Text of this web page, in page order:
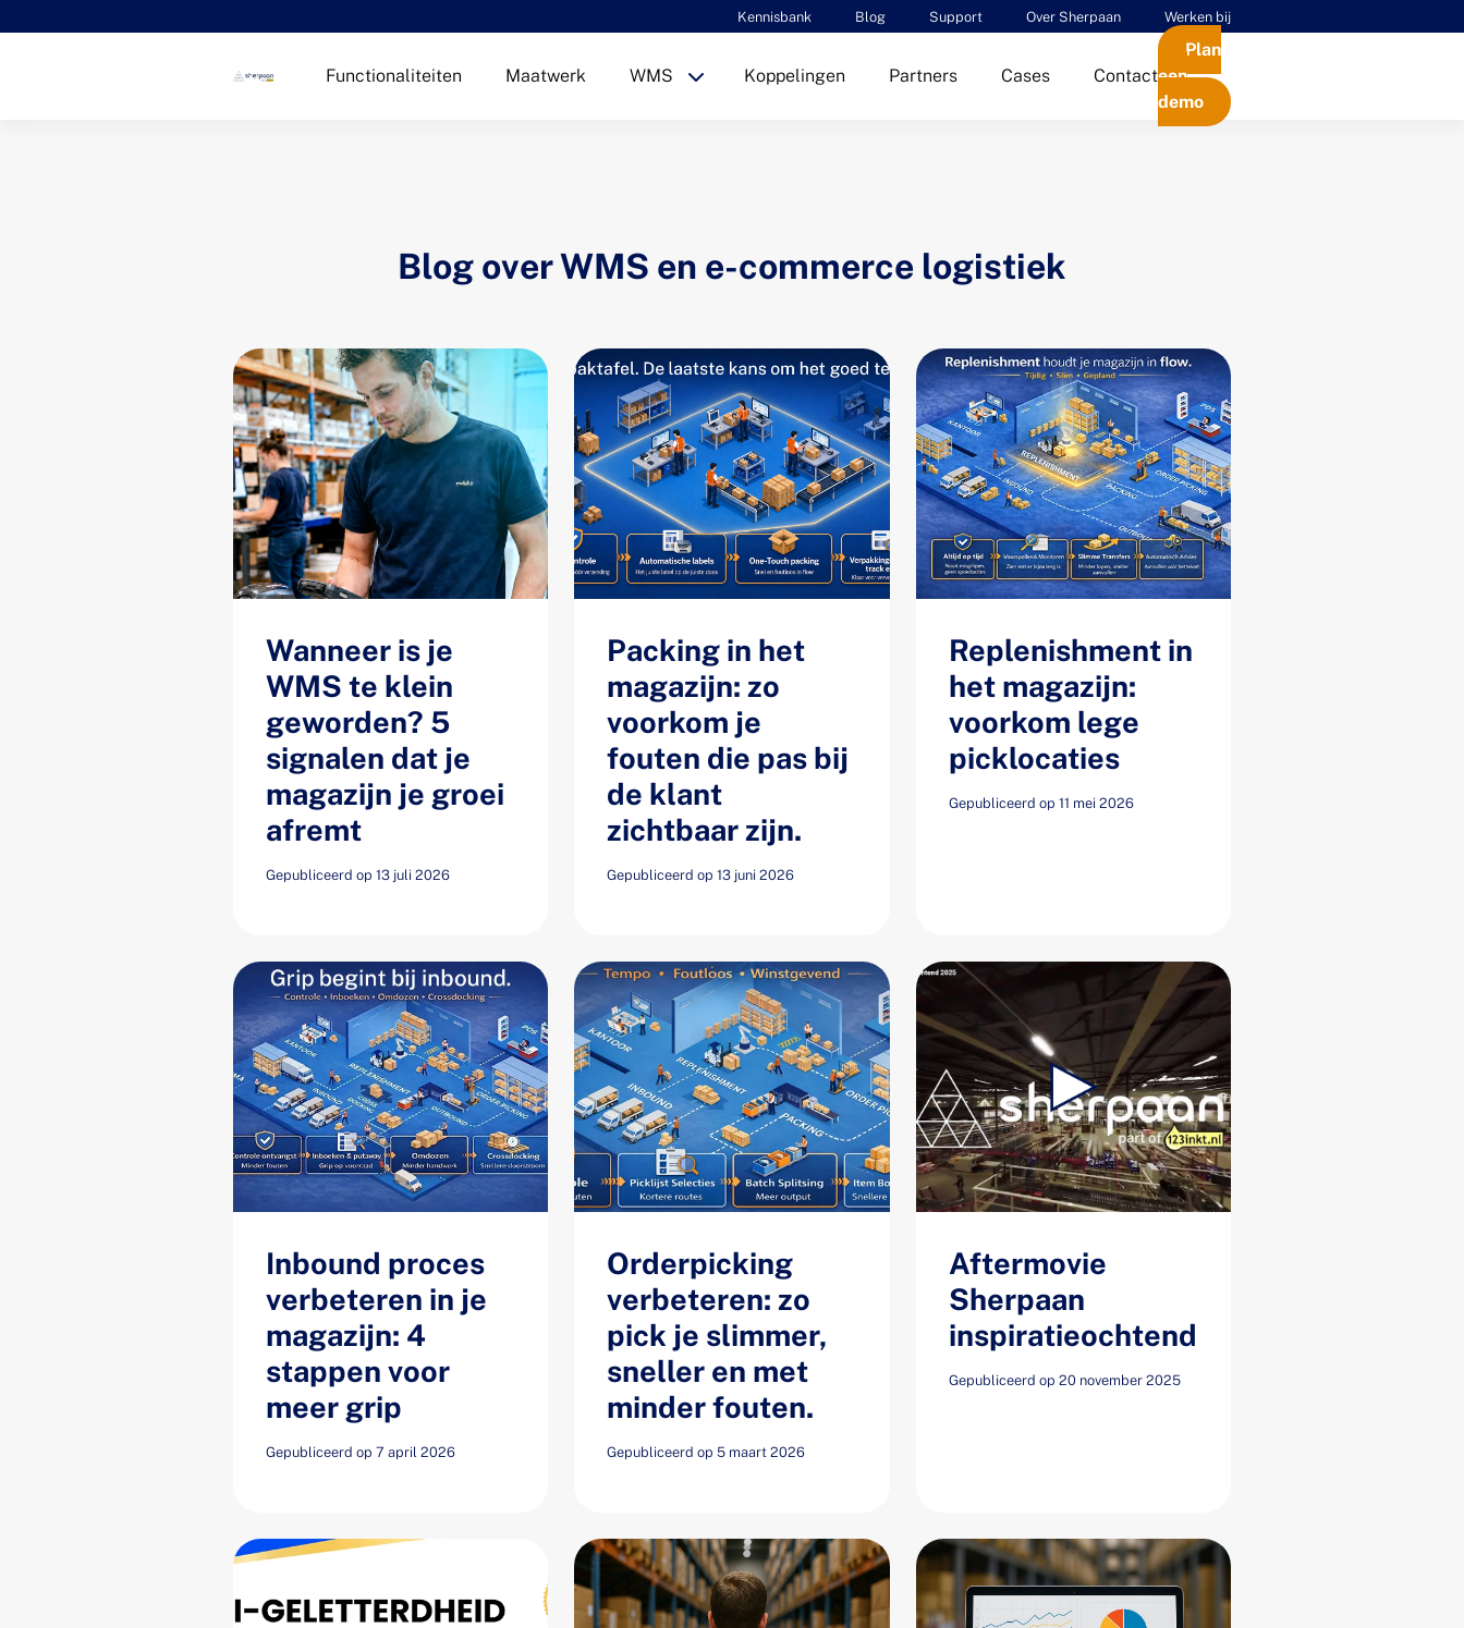
Kennisbank Blog Support Over Sherpaan Werken bij
Functionaliteiten Maatwerk WMS Koppelingen Partners Cases Contact
Plan
een
demo
Blog over WMS en e-commerce logistiek
Wanneer is je
WMS te klein
geworden? 5
signalen dat je
magazijn je groei
afremt
Gepubliceerd op 13 juli 2026
Packing in het
magazijn: zo
voorkom je
fouten die pas bij
de klant
zichtbaar zijn.
Gepubliceerd op 13 juni 2026
Replenishment in
het magazijn:
voorkom lege
picklocaties
Gepubliceerd op 11 mei 2026
Inbound proces
verbeteren in je
magazijn: 4
stappen voor
meer grip
Gepubliceerd op 7 april 2026
Orderpicking
verbeteren: zo
pick je slimmer,
sneller en met
minder fouten.
Gepubliceerd op 5 maart 2026
Aftermovie
Sherpaan
inspiratieochtend
Gepubliceerd op 20 november 2025